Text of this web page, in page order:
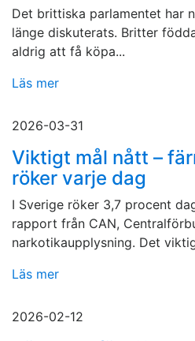
Det brittiska parlamentet har
länge diskuterats. Britter
aldrig att få köpa...
Läs mer
2026-03-31
Viktigt mål nått –
röker varje dag
I Sverige röker 3,7 procent
rapport från CAN,
narkotikaupplysning. Det
Läs mer
2026-02-12